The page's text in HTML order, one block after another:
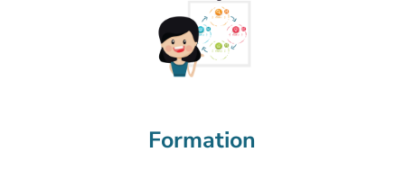
Formation